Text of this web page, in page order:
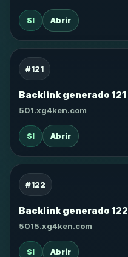
SI Abrir
#121
Backlink generado 121
501.xg4ken.com
SI Abrir
#122
Backlink generado 122
5015.xg4ken.com
SI Abrir